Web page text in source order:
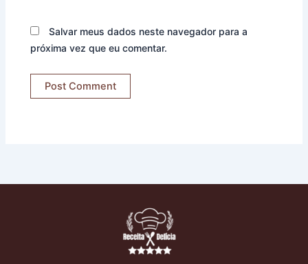
Salvar meus dados neste navegador para a
próxima vez que eu comentar.